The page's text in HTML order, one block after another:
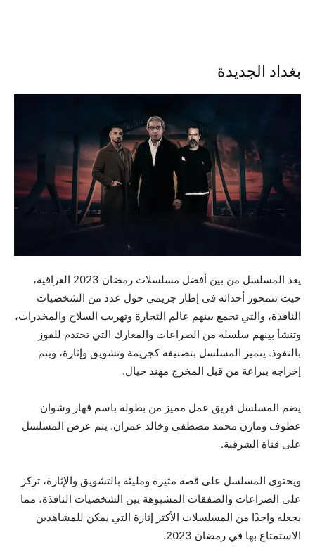
بغداد الجديدة
يعد المسلسل من بين أفضل مسلسلات رمضان 2023 العراقية،
حيث تتمحور أحداثه في إطار جريمي حول عدد من الشخصيات
النافذة، والتي تجمع بينهم عالم التجارة وتهريب السلاح والمخدرات،
وتنشأ بينهم سلسلة من الصراعات والمعارك التي تحتدم للفوز
بالنفوذ. يتميز المسلسل بتصنيفه كجريمة وتشويق وإثارة، ويتم
إخراجه ببراعة من قبل المخرج مهند حيال.
يضم المسلسل فريق عمل مميز من بطولة باسم قهار وشوان
عطوف ومازن محمد مصطفى وخالد عمران. يتم عرض المسلسل
على قناة الشرقية.
ويحتوي المسلسل على قصة مثيرة ومليئة بالتشويق والإثارة، تركز
على الصراعات والصفقات المشبوهة بين الشخصيات النافذة، مما
يجعله واحدًا من المسلسلات الأكثر إثارة التي يمكن للمشاهدين
الاستمتاع بها في رمضان 2023.